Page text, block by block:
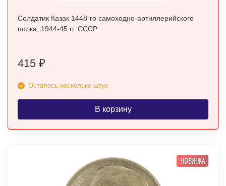
Солдатик Казак 1448-го самоходно-артиллерийского
полка, 1944-45 гг. СССР
415 ₽
Осталось несколько штук
В корзину
НОВИНКА